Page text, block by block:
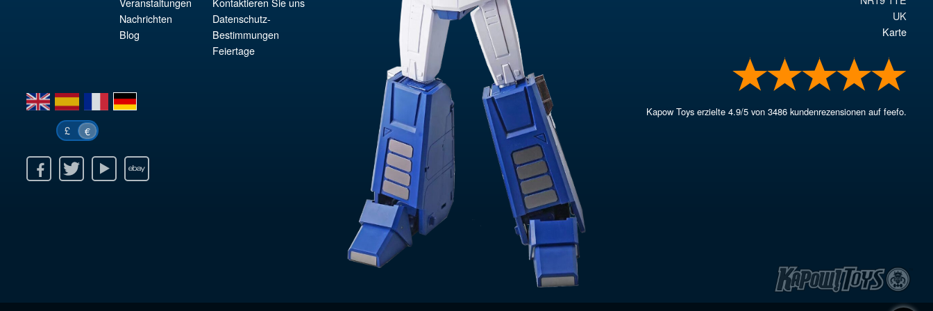
Nachrichten
Blog
Datenschutz-
Bestimmungen
Feiertage
en es fr de
£ €
Youtube Ebay
UK
Karte
Kapow Toys erzielte4.9/5 von3486 kundenrezensionen auf feefo.